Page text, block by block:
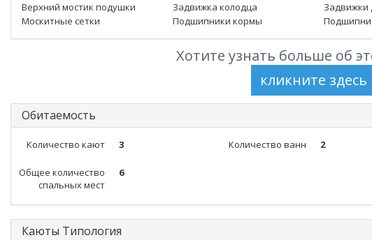
Верхний мостик подушки Задвижка колодца Задвижки
Москитные сетки
Подшипники кормы
Хотите узнать больше об
Обитаемость
Количество кают 3 Количество ванн 2
Общее количество
спальных мест
6
Каюты Типология